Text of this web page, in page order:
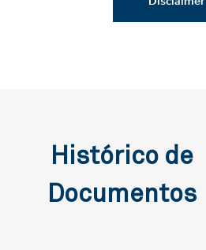
Disclaimer
Histórico de
Documentos